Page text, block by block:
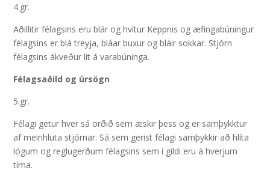
4.gr.
Aðillitir félagsins eru blár og hvítur Keppnis og æfingabúningur
félagsins er blá treyja, bláar buxur og bláir sokkar. Stjórn
félagsins ákveður lit á varabúninga.
Félagsaðild og úrsögn
5.gr.
Félagi getur hver sá orðið sem æskir þess og er samþykktur
af meirihluta stjórnar. Sá sem gerist félagi samþykkir að hlíta
lögum og reglugerðum félagsins sem í gildi eru á hverjum
tíma.